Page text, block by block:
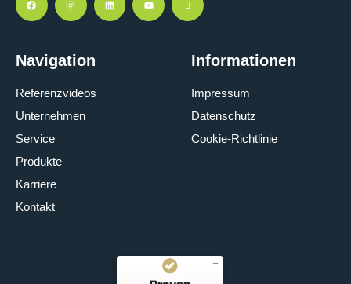
Navigation
Referenzvideos
Unternehmen
Service
Produkte
Karriere
Kontakt
Informationen
Impressum
Datenschutz
Cookie-Richtlinie